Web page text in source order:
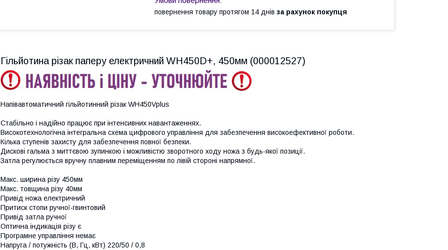
повернення товару протягом 14 днів за рахунок покупця
Гільйотина різак паперу електричний WH450D+, 450мм (000012527)
Напівавтоматичний гільйотинний різак WH450Vplus
Стабільно і надійно працює при інтенсивних навантаженнях.
Високотехнологічна інтегральна схема цифрового управління для забезпечення високоефективної роботи.
Кілька ступенів захисту для забезпечення повної безпеки.
Дискові гальма з миттєвою зупинкою і можливістю зворотного ходу ножа з будь-якої позиції.
Затла регулюється вручну плавним переміщенням по лівій стороні напрямної.
Макс. ширина різу 450мм
Макс. товщина різу 40мм
Привід ножа електричний
Притиск стопи ручної-гвинтовий
Привід затла ручної
Оптична індикація різу є
Програмне управління немає
Напруга / потужність (В, Гц, кВт) 220/50 / 0,8